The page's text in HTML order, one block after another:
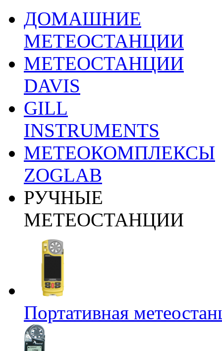
ДОМАШНИЕ
МЕТЕОСТАНЦИИ
МЕТЕОСТАНЦИИ
DAVIS
GILL
INSTRUMENTS
МЕТЕОКОМПЛЕКСЫ
ZOGLAB
РУЧНЫЕ
МЕТЕОСТАНЦИИ
Портативная